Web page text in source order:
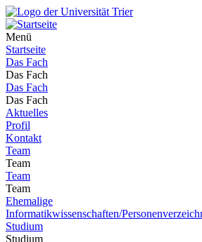
Menü
Startseite
Das Fach
Das Fach
Das Fach
Das Fach
Aktuelles
Profil
Kontakt
Team
Team
Team
Team
Ehemalige
Informatikwissenschaften/
Studium
Studium